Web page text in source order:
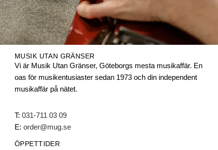
MUSIK UTAN GRÄNSER
Vi är Musik Utan Gränser, Göteborgs mesta musikaffär. En
oas för musikentusiaster sedan 1973 och din independent
musikaffär på nätet.
T: 031-711 03 09
E: order@mug.se
ÖPPETTIDER